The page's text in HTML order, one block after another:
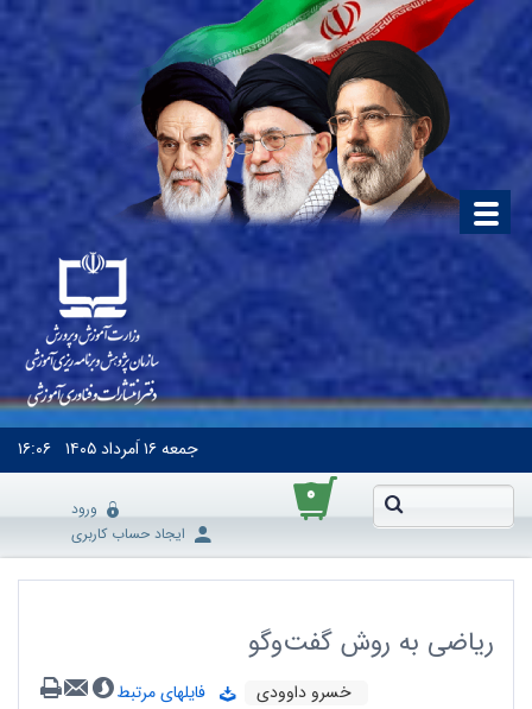
جمعه۱۶ اَمرداد ۱۴۰۵ ۱۶:۰۶
۰
ورود
ایجاد حساب کاربری
ریاضی به روش گفت‌وگو
خسرو داوودی
فایلهای مرتبط